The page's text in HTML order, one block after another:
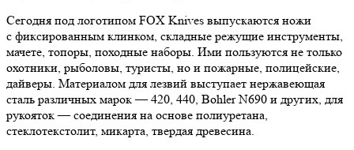
Сегодня под логотипом FOX Knives выпускаются ножи
с фиксированным клинком, складные режущие инструменты,
мачете, топоры, походные наборы. Ими пользуются не только
охотники, рыболовы, туристы, но и пожарные, полицейские,
дайверы. Материалом для лезвий выступает нержавеющая
сталь различных марок — 420, 440, Bohler N690 и других, для
рукояток — соединения на основе полиуретана,
стеклотекстолит, микарта, твердая древесина.